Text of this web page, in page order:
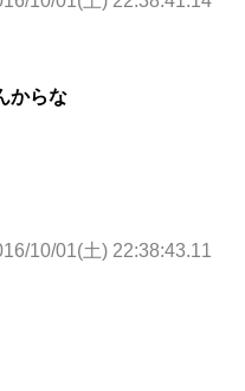
からな
10/01(土) 22:38:43.11